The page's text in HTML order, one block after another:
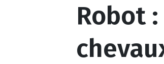
Robot